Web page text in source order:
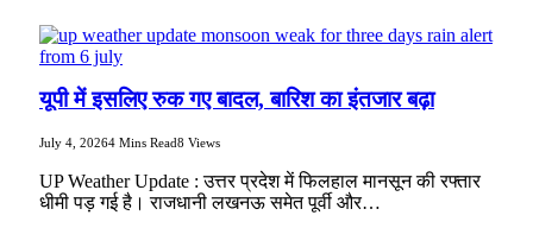
यूपी में इसलिए रुक गए बादल, बारिश का इंतजार बढ़ा
July 4, 20264 Mins Read8 Views
UP Weather Update : उत्तर प्रदेश में फिलहाल मानसून की रफ्तार
धीमी पड़ गई है। राजधानी लखनऊ समेत पूर्वी और…